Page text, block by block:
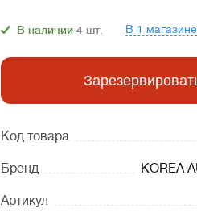
В наличии 4 шт. В 1 магазине
Код товара
Бренд KOREA
Артикул